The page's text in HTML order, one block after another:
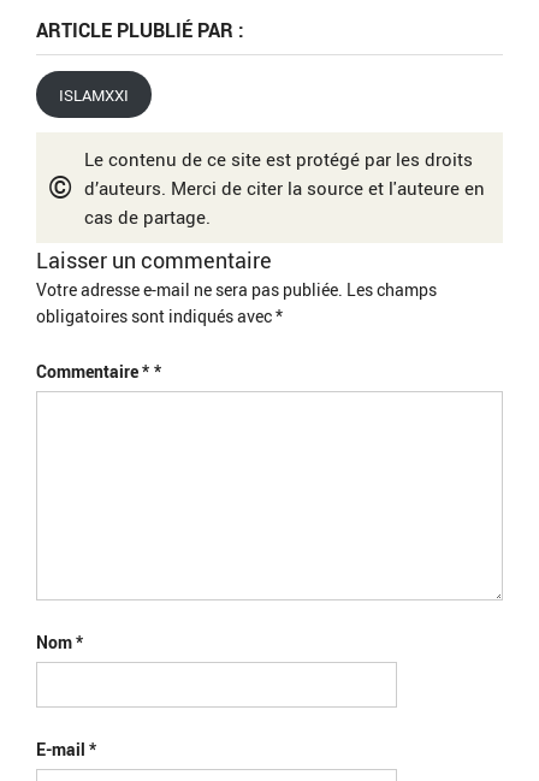
ARTICLE PLUBLIÉ PAR :
ISLAMXXI
©
Le contenu de ce site est protégé par les droits
d’auteurs. Merci de citer la source et l'auteure en
cas de partage.
Laisser un commentaire
Votre adresse e-mail ne sera pas publiée. Les champs
obligatoires sont indiqués avec*
Commentaire*
Nom*
E-mail *